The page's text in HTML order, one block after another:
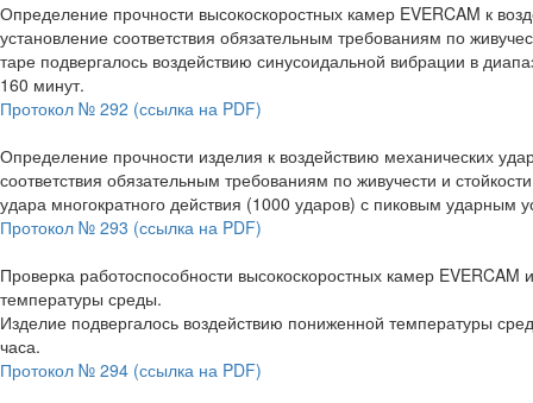
Определение прочности высокоскоростных камер EVERCAM к
установление соответствия обязательным требованиям по
таре подвергалось воздействию синусоидальной вибрации в
160 минут.
Протокол № 292 (ссылка на PDF)
Определение прочности изделия к воздействию механических
соответствия обязательным требованиям по живучести и
удара многократного действия (1000 ударов) с пиковым ударным
Протокол № 293 (ссылка на PDF)
Проверка работоспособности высокоскоростных камер
температуры среды.
Изделие подвергалось воздействию пониженной температуры
часа.
Протокол № 294 (ссылка на PDF)